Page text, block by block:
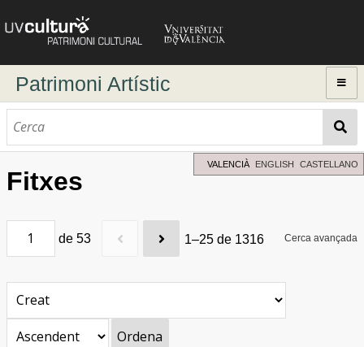
Patrimoni Artístic
Cerca avançada
VALENCIÀ ENGLISH CASTELLANO
Fitxes
de 53 1–25 de 1316 Cerca avançada
Ordena